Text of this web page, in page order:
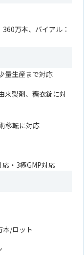
360万本、バイアル：
量生産まで対応
来製剤、糖衣錠に対
移転に対応
・3極GMP対応
本/ロット